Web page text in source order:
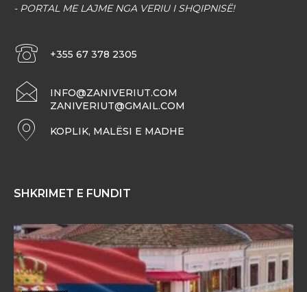
- PORTAL ME LAJME NGA VERIU I SHQIPNISË!
+355 67 378 2305
INFO@ZANIVERIUT.COM
ZANIVERIUT@GMAIL.COM
KOPLIK, MALËSI E MADHE
SHKRIMET E FUNDIT